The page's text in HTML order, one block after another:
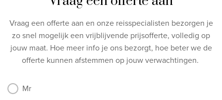
Vraag een offerte aan en onze reisspecialisten bezorgen je
zo snel mogelijk een vrijblijvende prijsofferte, volledig op
jouw maat. Hoe meer info je ons bezorgt, hoe beter we de
offerte kunnen afstemmen op jouw verwachtingen.
Mr